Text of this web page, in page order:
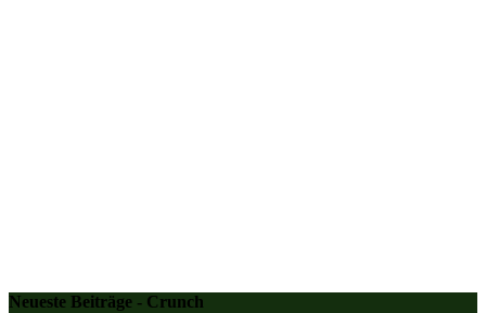
Neueste Beiträge - Crunch